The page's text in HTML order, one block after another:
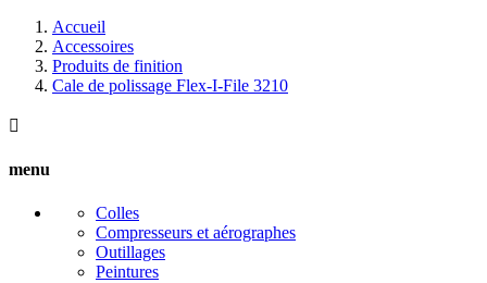
Accueil
Accessoires
Produits de finition
Cale de polissage Flex-I-File 3210

menu
Colles
Compresseurs et aérographes
Outillages
Peintures